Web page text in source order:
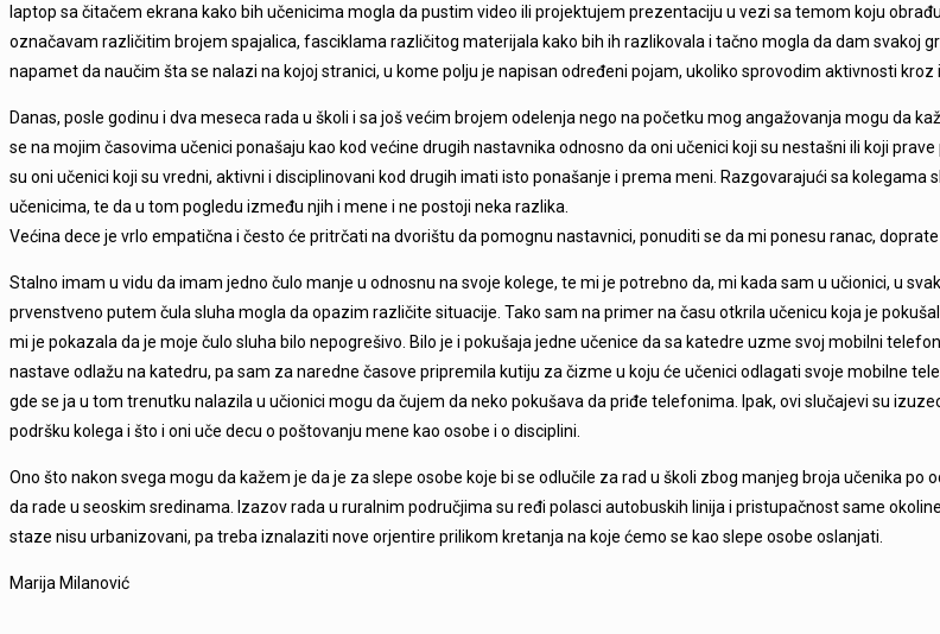
laptop sa čitačem ekrana kako bih učenicima mogla da pustim video ili projektujem prezentaciju u vezi sa temom koju
označavam različitim brojem spajalica, fasciklama različitog materijala kako bih ih razlikovala i tačno mogla da dam svakoj
napamet da naučim šta se nalazi na kojoj stranici, u kome polju je napisan određeni pojam, ukoliko sprovodim aktivnosti
Danas, posle godinu i dva meseca rada u školi i sa još većim brojem odelenja nego na početku mog angažovanja mogu da
se na mojim časovima učenici ponašaju kao kod većine drugih nastavnika odnosno da oni učenici koji su nestašni ili koji
su oni učenici koji su vredni, aktivni i disciplinovani kod drugih imati isto ponašanje i prema meni. Razgovarajući sa
učenicima, te da u tom pogledu između njih i mene i ne postoji neka razlika.
Većina dece je vrlo empatična i često će pritrčati na dvorištu da pomognu nastavnici, ponuditi se da mi ponesu ranac,
Stalno imam u vidu da imam jedno čulo manje u odnosnu na svoje kolege, te mi je potrebno da, mi kada sam u učionici, u
prvenstveno putem čula sluha mogla da opazim različite situacije. Tako sam na primer na času otkrila učenicu koja je
mi je pokazala da je moje čulo sluha bilo nepogrešivo. Bilo je i pokušaja jedne učenice da sa katedre uzme svoj mobilni
nastave odlažu na katedru, pa sam za naredne časove pripremila kutiju za čizme u koju će učenici odlagati svoje mobilne
gde se ja u tom trenutku nalazila u učionici mogu da čujem da neko pokušava da priđe telefonima. Ipak, ovi slučajevi su
podršku kolega i što i oni uče decu o poštovanju mene kao osobe i o disciplini.
Ono što nakon svega mogu da kažem je da je za slepe osobe koje bi se odlučile za rad u školi zbog manjeg broja učenika
da rade u seoskim sredinama. Izazov rada u ruralnim područjima su ređi polasci autobuskih linija i pristupačnost same
staze nisu urbanizovani, pa treba iznalaziti nove orjentire prilikom kretanja na koje ćemo se kao slepe osobe oslanjati.
Marija Milanović